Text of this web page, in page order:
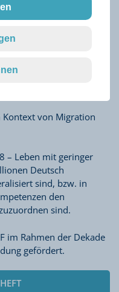
Grundkompetenzen
von Arbeit, Familie
Kontext von Migration
– Leben mit geringer
Deutsch
sind, bzw. in
den
sind.
im Rahmen der Dekade
gefördert.